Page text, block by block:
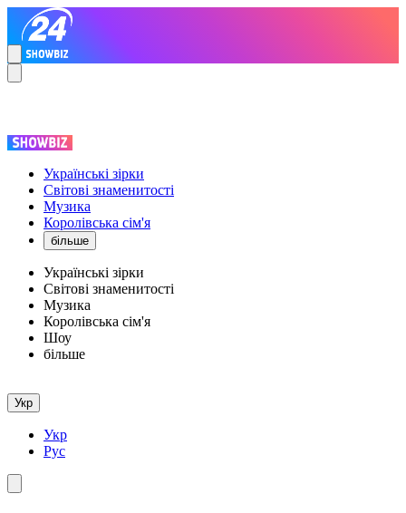
Українські зірки
Світові знаменитості
Музика
Королівська сім'я
більше
Українські зірки
Світові знаменитості
Музика
Королівська сім'я
Шоу
більше
Укр
Укр
Рус